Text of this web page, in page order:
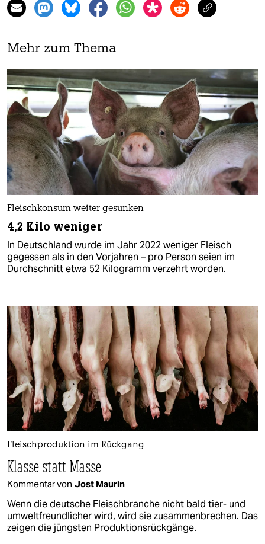
Mehr zum Thema
Fleischkonsum weiter gesunken
4,2 Kilo weniger
In Deutschland wurde im Jahr 2022 weniger Fleisch
gegessen als in den Vorjahren – pro Person seien im
Durchschnitt etwa 52 Kilogramm verzehrt worden.
Fleischproduktion im Rückgang
Klasse statt Masse
Kommentar von Jost Maurin
Wenn die deutsche Fleischbranche nicht bald tier- und
umweltfreundlicher wird, wird sie zusammenbrechen. Das
zeigen die jüngsten Produktionsrückgänge.